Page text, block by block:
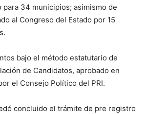
para 34 municipios; asimismo de
al Congreso del Estado por 15
bajo el método estatutario de
de Candidatos, aprobado en
el Consejo Político del PRI.
concluido el trámite de pre registro